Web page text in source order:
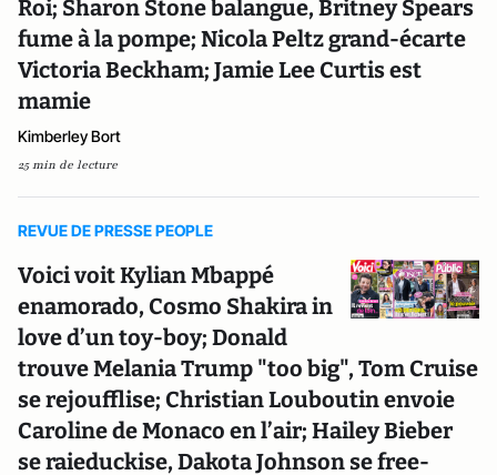
Roi; Sharon Stone balangue, Britney Spears
fume à la pompe; Nicola Peltz grand-écarte
Victoria Beckham; Jamie Lee Curtis est
mamie
Kimberley Bort
25 min de lecture
REVUE DE PRESSE PEOPLE
Voici voit Kylian Mbappé
enamorado, Cosmo Shakira in
love d’un toy-boy; Donald
trouve Melania Trump "too big", Tom Cruise
se rejoufflise; Christian Louboutin envoie
Caroline de Monaco en l’air; Hailey Bieber
se raieduckise, Dakota Johnson se free-